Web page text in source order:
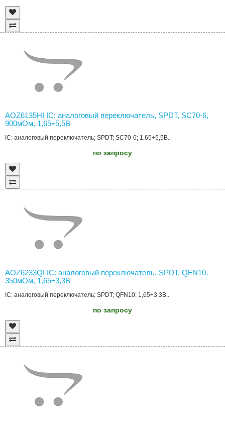
AOZ6135HI IC: аналоговый переключатель, SPDT, SC70-6,
900мОм, 1,65÷5,5В
IC: аналоговый переключатель; SPDT; SC70-6; 1,65÷5,5В..
по запросу
AOZ6233QI IC: аналоговый переключатель, SPDT, QFN10,
350мОм, 1,65÷3,3В
IC: аналоговый переключатель; SPDT; QFN10; 1,65÷3,3В..
по запросу